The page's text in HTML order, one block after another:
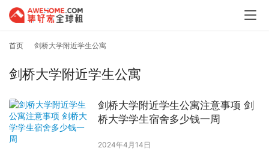
首页 剑桥大学附近学生公寓
剑桥大学附近学生公寓
剑桥大学附近学生公寓注意事项 剑
桥大学学生宿舍多少钱一周
2024年4月14日